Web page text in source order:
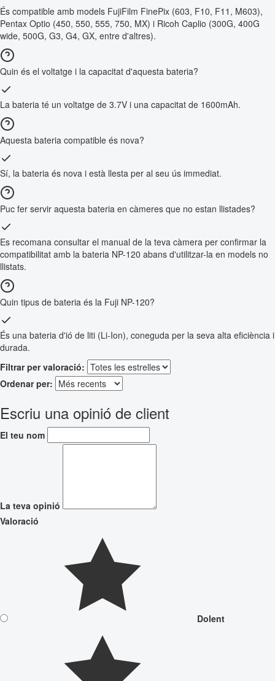
És compatible amb models FujiFilm FinePix (603, F10, F11, M603),
Pentax Optio (450, 550, 555, 750, MX) i Ricoh Caplio (300G, 400G
wide, 500G, G3, G4, GX, entre d'altres).
Quin és el voltatge i la capacitat d'aquesta bateria?
La bateria té un voltatge de 3.7V i una capacitat de 1600mAh.
Aquesta bateria compatible és nova?
Sí, la bateria és nova i està llesta per al seu ús immediat.
Puc fer servir aquesta bateria en càmeres que no estan llistades?
Es recomana consultar el manual de la teva càmera per confirmar la
compatibilitat amb la bateria NP-120 abans d'utilitzar-la en models no
llistats.
Quin tipus de bateria és la Fuji NP-120?
És una bateria d'ió de liti (Li-Ion), coneguda per la seva alta eficiència i
durada.
Filtrar per valoració:
Ordenar per:
Escriu una opinió de client
El teu nom
La teva opinió
Valoració
Dolent